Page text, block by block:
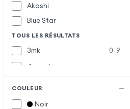
Akashi
Blue Star
TOUS LES RÉSULTATS
3mk
0-9
4smarts
COULEUR
Noir